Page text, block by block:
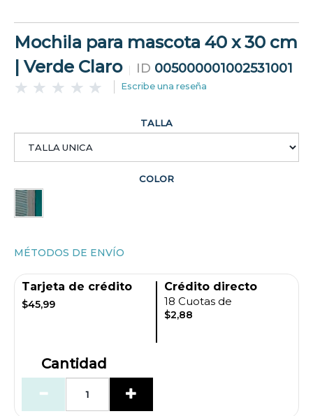
Mochila para mascota 40 x 30 cm
| Verde Claro
ID 005000001002531001
Escribe una reseña
TALLA
COLOR
MÉTODOS DE ENVÍO
Tarjeta de crédito
$45,99
Crédito directo
18 Cuotas de
$2,88
Cantidad